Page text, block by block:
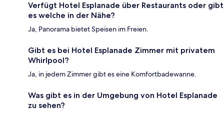
Verfügt Hotel Esplanade über Restaurants oder gibt
es welche in der Nähe?
Ja, Panorama bietet Speisen im Freien.
Gibt es bei Hotel Esplanade Zimmer mit privatem
Whirlpool?
Ja, in jedem Zimmer gibt es eine Komfortbadewanne.
Was gibt es in der Umgebung von Hotel Esplanade
zu sehen?